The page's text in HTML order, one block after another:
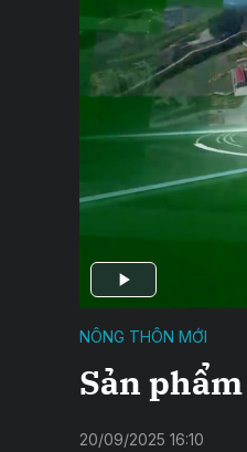
NÔNG THÔN MỚI
Sản
20/09/2025 16:10